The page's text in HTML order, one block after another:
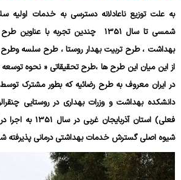
شمسی تا سال 1351 چندین تجربه با
بهداشت ، طرح تربیت بهدار روستا ، طرح سلسه وطرح
از این میان این طرح ها ،طرح تحقیقاتی « نحوه
در ایران معروف به طرح رضائیه که بطور مشترک
دانشکده بهداشت و وزرات بهداری در روستایی
فعلی) استان
شیوه اصلی گسترش خدمات بهداشتی درمانی پذیرفته